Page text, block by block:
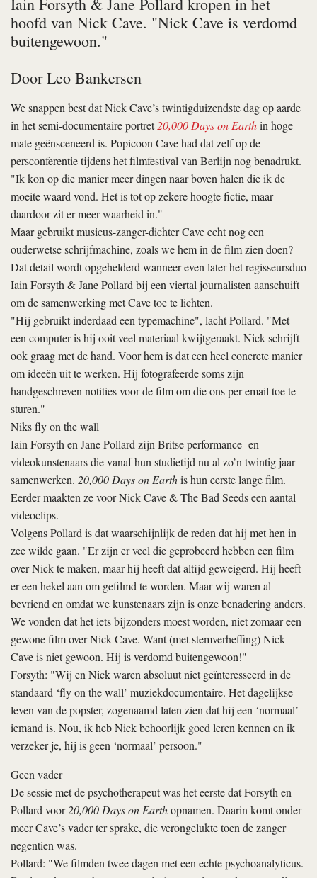
Iain Forsyth & Jane Pollard kropen in het
hoofd van Nick Cave. "Nick Cave is verdomd
buitengewoon."
DoorLeo Bankersen
We snappen best dat Nick Cave’s twintigduizendste dag op aarde
in het semi-documentaire portret20,000 Days on Earthin hoge
mate geënsceneerd is. Popicoon Cave had dat zelf op de
persconferentie tijdens het filmfestival van Berlijn nog benadrukt.
"Ik kon op die manier meer dingen naar boven halen die ik de
moeite waard vond. Het is tot op zekere hoogte fictie, maar
daardoor zit er meer waarheid in."
Maar gebruikt musicus-zanger-dichter Cave echt nog een
ouderwetse schrijfmachine, zoals we hem in de film zien doen?
Dat detail wordt opgehelderd wanneer even later het regisseursduo
Iain Forsyth & Jane Pollard bij een viertal journalisten aanschuift
om de samenwerking met Cave toe te lichten.
"Hij gebruikt inderdaad een typemachine", lacht Pollard. "Met
een computer is hij ooit veel materiaal kwijtgeraakt. Nick schrijft
ook graag met de hand. Voor hem is dat een heel concrete manier
om ideeën uit te werken. Hij fotografeerde soms zijn
handgeschreven notities voor de film om die ons per email toe te
sturen."
Niks fly on the wall
Iain Forsyth en Jane Pollard zijn Britse performance- en
videokunstenaars die vanaf hun studietijd nu al zo’n twintig jaar
samenwerken. 20,000 Days on Earthis hun eerste lange film.
Eerder maakten ze voor Nick Cave & The Bad Seeds een aantal
videoclips.
Volgens Pollard is dat waarschijnlijk de reden dat hij met hen in
zee wilde gaan. "Er zijn er veel die geprobeerd hebben een film
over Nick te maken, maar hij heeft dat altijd geweigerd. Hij heeft
er een hekel aan om gefilmd te worden. Maar wij waren al
bevriend en omdat we kunstenaars zijn is onze benadering anders.
We vonden dat het iets bijzonders moest worden, niet zomaar een
gewone film over Nick Cave. Want (met stemverheffing) Nick
Cave is niet gewoon. Hij is verdomd buitengewoon!"
Forsyth: "Wij en Nick waren absoluut niet geïnteresseerd in de
standaard ‘fly on the wall’ muziekdocumentaire. Het dagelijkse
leven van de popster, zogenaamd laten zien dat hij een ‘normaal’
iemand is. Nou, ik heb Nick behoorlijk goed leren kennen en ik
verzeker je, hij is geen ‘normaal’ persoon."
Geen vader
De sessie met de psychotherapeut was het eerste dat Forsyth en
Pollard voor20,000 Days on Earthopnamen. Daarin komt onder
meer Cave’s vader ter sprake, die verongelukte toen de zanger
negentien was.
Pollard: "We filmden twee dagen met een echte psychoanalyticus.